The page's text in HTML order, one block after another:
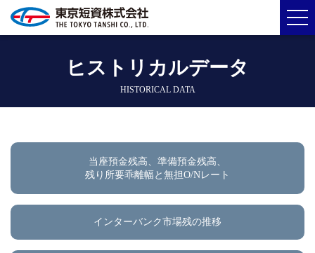
ヒストリカルデータ
HISTORICAL DATA
当座預金残高、準備預金残高、
残り所要乖離幅と無担O/Nレート
インターバンク市場残の推移